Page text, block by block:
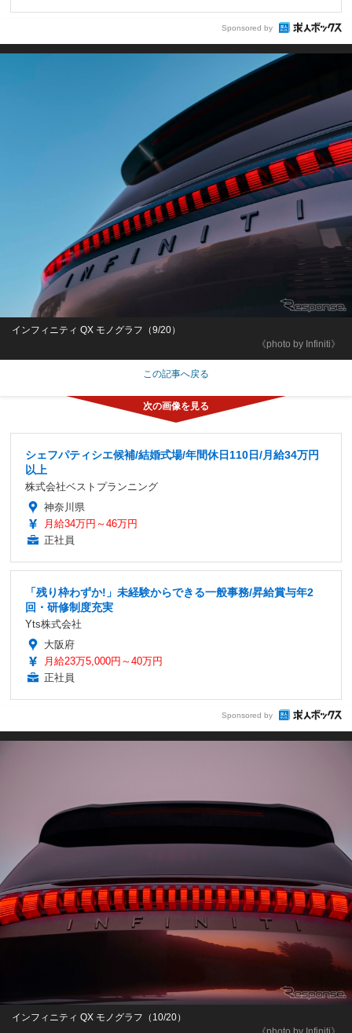
Sponsored by
《photo by Infiniti》
インフィニティ QX モノグラフ（9/20）
この記事へ戻る
シェフパティシエ候補/結婚式場/年間休日110日/月給34万円
以上
株式会社ベストプランニング
神奈川県
月給34万円～46万円
正社員
「残り枠わずか!」未経験からできる一般事務/昇給賞与年2
回・研修制度充実
Yts株式会社
大阪府
月給23万5,000円～40万円
正社員
Sponsored by
インフィニティ QX モノグラフ（10/20）